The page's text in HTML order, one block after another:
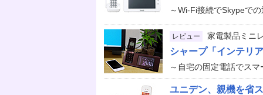
～Wi-Fi接続でSkypeで
レビュー 家電製品ミニ
シャープ「インテリ
～自宅の固定電話でス
ユニデン、親機を省